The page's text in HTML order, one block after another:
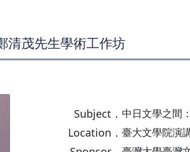
茂先生學術工作坊
Subject． 中日文學之間
Location．臺大文學院演